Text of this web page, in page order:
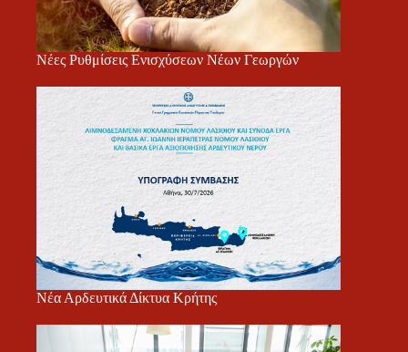
Νέες Ρυθμίσεις Ενισχύσεων Νέων Γεωργών
Νέα Αρδευτικά Δίκτυα Κρήτης